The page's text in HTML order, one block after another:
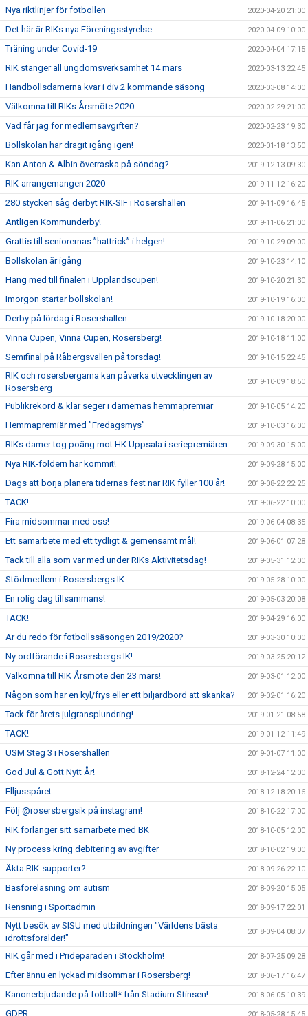
Nya riktlinjer för fotbollen 2020-04-20 21:00
Det här är RIKs nya Föreningsstyrelse 2020-04-09 10:00
Träning under Covid-19 2020-04-04 17:15
RIK stänger all ungdomsverksamhet 14 mars 2020-03-13 22:45
Handbollsdamerna kvar i div 2 kommande säsong 2020-03-08 14:00
Välkomna till RIKs Årsmöte 2020 2020-02-29 21:00
Vad får jag för medlemsavgiften? 2020-02-23 19:30
Bollskolan har dragit igång igen! 2020-01-18 13:50
Kan Anton & Albin överraska på söndag? 2019-12-13 09:30
RIK-arrangemangen 2020 2019-11-12 16:20
280 stycken såg derbyt RIK-SIF i Rosershallen 2019-11-09 16:45
Äntligen Kommunderby! 2019-11-06 21:00
Grattis till seniorernas ”hattrick” i helgen! 2019-10-29 09:00
Bollskolan är igång 2019-10-23 14:10
Häng med till finalen i Upplandscupen! 2019-10-20 21:30
Imorgon startar bollskolan! 2019-10-19 16:00
Derby på lördag i Rosershallen 2019-10-18 20:00
Vinna Cupen, Vinna Cupen, Rosersberg! 2019-10-18 11:00
Semifinal på Råbergsvallen på torsdag! 2019-10-15 22:45
RIK och rosersbergarna kan påverka utvecklingen av
Rosersberg
2019-10-09 18:50
Publikrekord & klar seger i damernas hemmapremiär 2019-10-05 14:20
Hemmapremiär med ”Fredagsmys” 2019-10-03 16:00
RIKs damer tog poäng mot HK Uppsala i seriepremiären 2019-09-30 15:00
Nya RIK-foldern har kommit! 2019-09-28 15:00
Dags att börja planera tidernas fest när RIK fyller 100 år! 2019-08-22 22:25
TACK! 2019-06-22 10:00
Fira midsommar med oss! 2019-06-04 08:35
Ett samarbete med ett tydligt & gemensamt mål! 2019-06-01 07:28
Tack till alla som var med under RIKs Aktivitetsdag! 2019-05-31 12:00
Stödmedlem i Rosersbergs IK 2019-05-28 10:00
En rolig dag tillsammans! 2019-05-03 20:08
TACK! 2019-04-29 16:00
Är du redo för fotbollssäsongen 2019/2020? 2019-03-30 10:00
Ny ordförande i Rosersbergs IK! 2019-03-25 20:12
Välkomna till RIK Årsmöte den 23 mars! 2019-03-01 12:00
Någon som har en kyl/frys eller ett biljardbord att skänka? 2019-02-01 16:20
Tack för årets julgransplundring! 2019-01-21 08:58
TACK! 2019-01-12 11:49
USM Steg 3 i Rosershallen 2019-01-07 11:00
God Jul & Gott Nytt År! 2018-12-24 12:00
Elljusspåret 2018-12-18 20:16
Följ @rosersbergsik på instagram! 2018-10-22 17:00
RIK förlänger sitt samarbete med BK 2018-10-05 12:00
Ny process kring debitering av avgifter 2018-10-02 19:00
Äkta RIK-supporter? 2018-09-26 22:10
Basföreläsning om autism 2018-09-20 15:05
Rensning i Sportadmin 2018-09-17 22:01
Nytt besök av SISU med utbildningen "Världens bästa
idrottsförälder!"
2018-09-04 08:37
RIK går med i Prideparaden i Stockholm! 2018-07-25 09:28
Efter ännu en lyckad midsommar i Rosersberg! 2018-06-17 16:47
Kanonerbjudande på fotboll* från Stadium Stinsen! 2018-06-05 10:39
GDPR